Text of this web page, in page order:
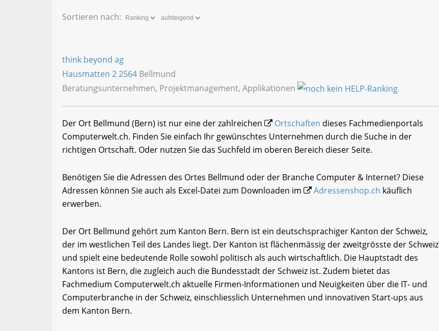
Sortieren nach:
think beyond ag
Hausmatten 22564 Bellmund
Beratungsunternehmen, Projektmanagement, Applikationen
Der Ort Bellmund (Bern) ist nur eine der zahlreichen Ortschaften dieses Fachmedienportals
Computerwelt.ch. Finden Sie einfach Ihr gewünschtes Unternehmen durch die Suche in der
richtigen Ortschaft. Oder nutzen Sie das Suchfeld im oberen Bereich dieser Seite.
Benötigen Sie die Adressen des Ortes Bellmund oder der Branche Computer & Internet? Diese
Adressen können Sie auch als Excel-Datei zum Downloaden im
Adressenshop.ch käuflich
erwerben.
Der Ort Bellmund gehört zum Kanton Bern. Bern ist ein deutschsprachiger Kanton der Schweiz,
der im westlichen Teil des Landes liegt. Der Kanton ist flächenmässig der zweitgrösste der Schweiz
und spielt eine bedeutende Rolle sowohl politisch als auch wirtschaftlich. Die Hauptstadt des
Kantons ist Bern, die zugleich auch die Bundesstadt der Schweiz ist. Zudem bietet das
Fachmedium Computerwelt.ch aktuelle Firmen-Informationen und Neuigkeiten über die IT- und
Computerbranche in der Schweiz, einschliesslich Unternehmen und innovativen Start-ups aus
dem Kanton Bern.